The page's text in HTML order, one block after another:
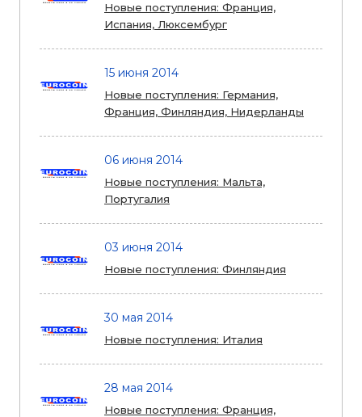
Новые поступления: Франция,
Испания, Люксембург
15 июня 2014
Новые поступления: Германия,
Франция, Финляндия, Нидерланды
06 июня 2014
Новые поступления: Мальта,
Португалия
03 июня 2014
Новые поступления: Финляндия
30 мая 2014
Новые поступления: Италия
28 мая 2014
Новые поступления: Франция,